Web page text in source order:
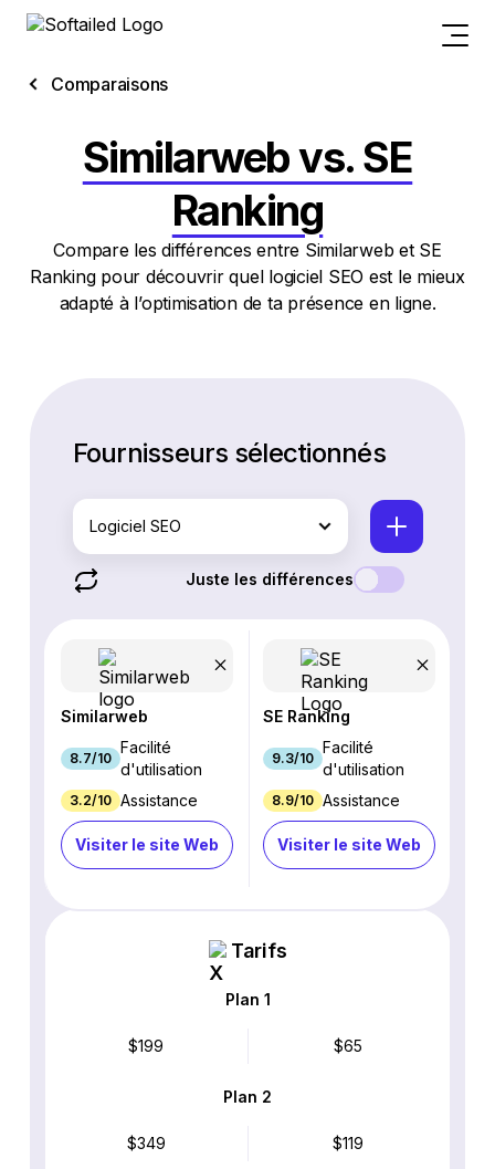
Comparaisons
Similarweb vs. SE
Ranking
Compare les différences entre Similarweb et SE
Ranking pour découvrir quel logiciel SEO est le mieux
adapté à l’optimisation de ta présence en ligne.
Fournisseurs sélectionnés
Logiciel SEO
Juste les différences
Similarweb
8.7/10
Facilité
d'utilisation
3.2/10 Assistance
Visiter le site Web
SE Ranking
9.3/10
Facilité
d'utilisation
8.9/10 Assistance
Visiter le site Web
Tarifs
Plan 1
$199 $65
Plan 2
$349 $119